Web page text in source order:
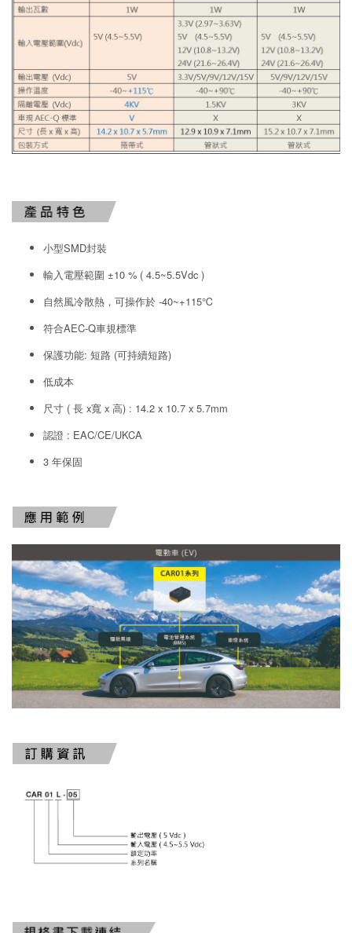
小型SMD封裝
輸入電壓範圍 ±10 % ( 4.5~5.5Vdc )
自然風冷散熱，可操作於 -40~+115℃
符合AEC-Q車規標準
保護功能: 短路 (可持續短路)
低成本
尺寸 ( 長 x寬 x 高) : 14.2 x 10.7 x 5.7mm
認證 : EAC/CE/UKCA
3 年保固